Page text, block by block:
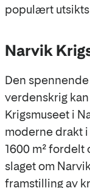
populært
Narvik
Den
verdenskrig
Krigsmuseet i
moderne drakt
1600 m² fordelt
slaget om
framstilling av